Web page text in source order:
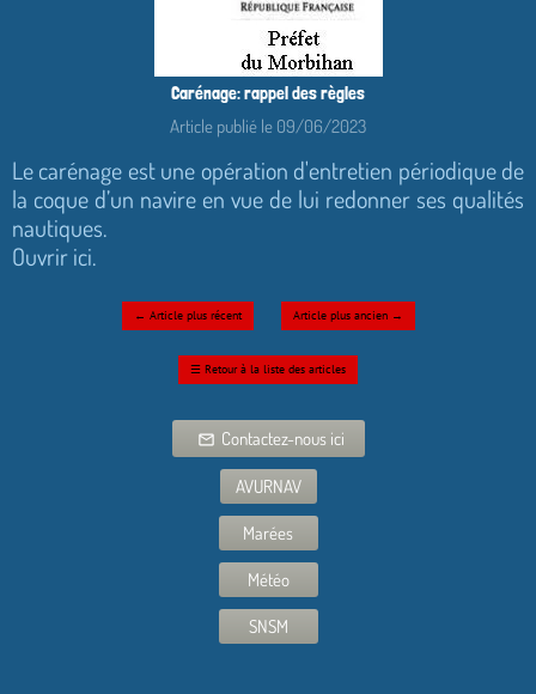
Carénage: rappel des règles
Article publié le 09/06/2023
Le carénage est une opération d'entretien périodique de
la coque d’un navire en vue de lui redonner ses qualités
nautiques.
Ouvrir ici.
← Article plus récent Article plus ancien→
☰ Retour à la liste des articles
mail_outline Contactez-nous ici
AVURNAV
Marées
Météo
SNSM